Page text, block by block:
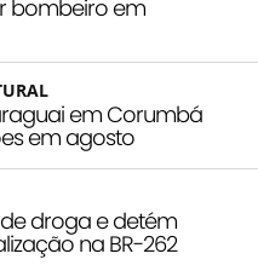
bombeiro em
em Corumbá
em agosto
droga e detém
na BR-262